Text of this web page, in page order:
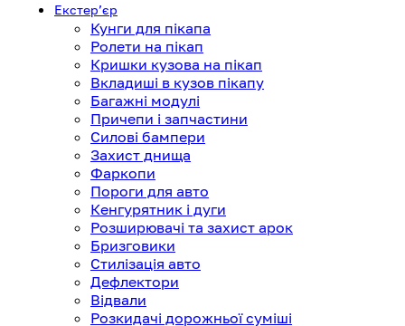
Екстерʼєр
Кунги для пікапа
Ролети на пікап
Кришки кузова на пікап
Вкладиші в кузов пікапу
Багажні модулі
Причепи і запчастини
Силові бампери
Захист днища
Фаркопи
Пороги для авто
Кенгурятник і дуги
Розширювачі та захист арок
Бризговики
Стилізація авто
Дефлектори
Відвали
Розкидачі дорожньої суміші